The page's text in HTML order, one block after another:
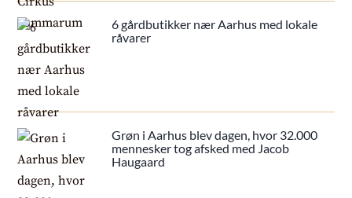
6 gårdbutikker nær Aarhus med lokale
råvarer
Grøn i Aarhus blev dagen, hvor 32.000
mennesker tog afsked med Jacob
Haugaard